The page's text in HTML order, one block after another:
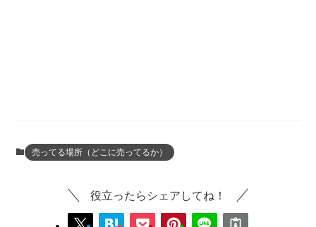
売ってる場所（どこに売ってるか）
役立ったらシェアしてね！